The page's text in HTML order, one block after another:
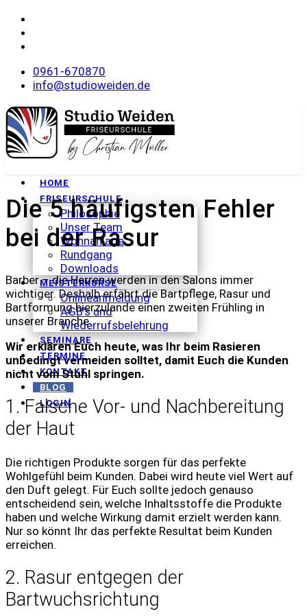
0961-670870
info@studioweiden.de
HOME
FRISEURSCHULE
Philosophie
Unser Team
Wohnanlage
Rundgang
Downloads
MEISTERKURSE
Onlineanmeldung
AGB's und
Wiederrufsbelehrung
SEMINARE
TERMINE
KONTAKT
BLOG
LOGIN
Die 5 häufigsten Fehler
bei der Rasur
Barber – die Herren werden in den Salons immer
wichtiger. Deshalb erfährt die Bartpflege, Rasur und
Bartformung hierzulande einen zweiten Frühling in
unserer Branche.
Wir erklären Euch heute, was Ihr beim Rasieren
unbedingt vermeiden solltet, damit Euch die Kunden
nicht vom Stuhl springen.
1. Falsche Vor- und Nachbereitung
der Haut
Die richtigen Produkte sorgen für das perfekte
Wohlgefühl beim Kunden. Dabei wird heute viel Wert auf
den Duft gelegt. Für Euch sollte jedoch genauso
entscheidend sein, welche Inhaltsstoffe die Produkte
haben und welche Wirkung damit erzielt werden kann.
Nur so könnt Ihr das perfekte Resultat beim Kunden
erreichen.
2. Rasur entgegen der
Bartwuchsrichtung